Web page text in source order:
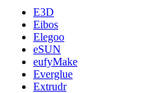
E3D
Eibos
Elegoo
eSUN
eufyMake
Everglue
Extrudr